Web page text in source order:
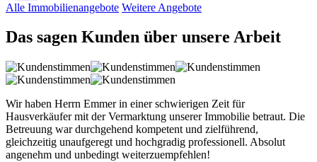
Alle Immobilienangebote Weitere Angebote
Das sagen Kunden über unsere Arbeit
Wir haben Herrn Emmer in einer schwierigen Zeit für
Hausverkäufer mit der Vermarktung unserer Immobilie betraut. Die
Betreuung war durchgehend kompetent und zielführend,
gleichzeitig unaufgeregt und hochgradig professionell. Absolut
angenehm und unbedingt weiterzuempfehlen!